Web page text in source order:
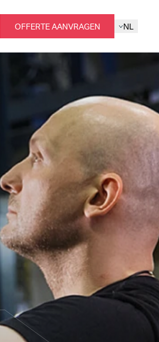
OFFERTE AANVRAGEN NL